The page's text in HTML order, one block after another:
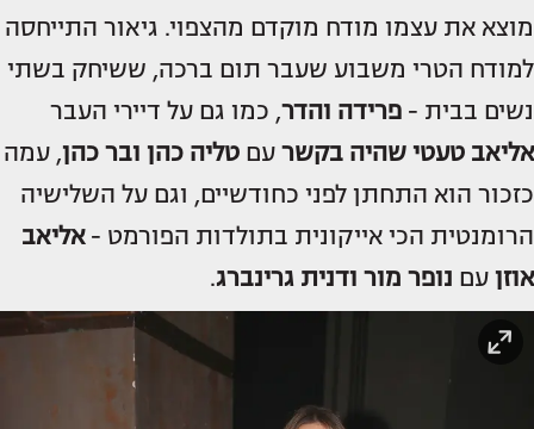
מוצא את עצמו מודח מוקדם מהצפוי. גיאור התייחסה
למודח הטרי משבוע שעבר תום ברכה, ששיחק בשתי
נשים בבית - פרידה והדר, כמו גם על דיירי העבר
אליאב טעטי שהיה בקשר עם טליה כהן ובר כהן, עמה
כזכור הוא התחתן לפני כחודשיים, וגם על השלישיה
הרומנטית הכי אייקונית בתולדות הפורמט -אליאב
אוזן עם נופר מור ודנית גרינברג.